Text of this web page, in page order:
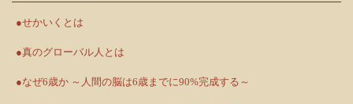
●せかいくとは
●真のグローバル人とは
●なぜ6歳か ～人間の脳は6歳までに90%完成する～